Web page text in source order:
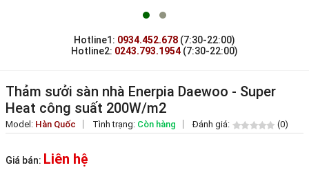
Hotline1: 0934.452.678 (7:30-22:00)
Hotline2: 0243.793.1954 (7:30-22:00)
Thảm sưởi sàn nhà Enerpia Daewoo - Super
Heat công suất 200W/m2
Model: Hàn Quốc Tình trạng: Còn hàng Đánh giá: (0)
Giá bán: Liên hệ